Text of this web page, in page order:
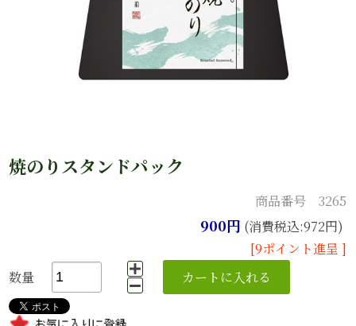
焼のりスタンドパック
商品番号 3265
900円 (消費税込:972円)
[9ポイント進呈 ]
数量